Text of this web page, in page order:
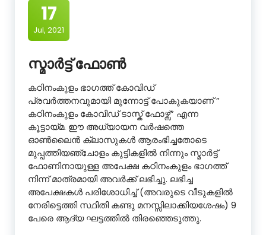
17
Jul, 2021
സ്മാർട്ട് ഫോൺ
കഠിനംകുളം ഭാഗത്ത് കോവിഡ്
പ്രവർത്തനവുമായി മുന്നോട്ട് പോകുകയാണ് ”
കഠിനംകുളം കോവിഡ് ടാസ്ക് ഫോഴ്സ്” എന്ന
കൂട്ടായ്മ. ഈ അധ്യായന വർഷത്തെ
ഓൺലൈൻ ക്ലാസുകൾ ആരംഭിച്ചതോടെ
മുപ്പത്തിയഞ്ചോളം കുട്ടികളിൽ നിന്നും സ്മാർട്ട്
ഫോണിനായുള്ള അപേക്ഷ കഠിനംകുളം ഭാഗത്ത്
നിന്ന് മാത്രമായി അവർക്ക് ലഭിച്ചു. ലഭിച്ച
അപേക്ഷകൾ പരിശോധിച്ച് (അവരുടെ വീടുകളിൽ
നേരിട്ടെത്തി സ്ഥിതി കണ്ടു മനസ്സിലാക്കിയശേഷം) 9
പേരെ ആദ്യ ഘട്ടത്തിൽ തിരഞ്ഞെടുത്തു.